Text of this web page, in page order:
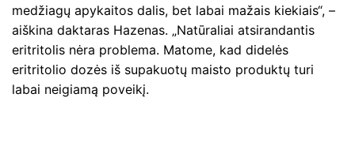
medžiagų apykaitos dalis, bet labai mažais kiekiais“, –
aiškina daktaras Hazenas. „Natūraliai atsirandantis
eritritolis nėra problema. Matome, kad didelės
eritritolio dozės iš supakuotų maisto produktų turi
labai neigiamą poveikį.